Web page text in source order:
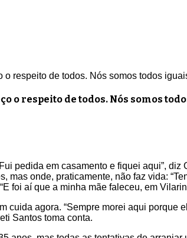
respeito de todos. Nós somos todos
o respeito de todos. Nós somos
pedida em casamento e fiquei aqui”, diz
onde, praticamente, não faz vida:
foi aí que a minha mãe faleceu, em
cuida agora. “Sempre morei aqui porque
Santos toma conta.